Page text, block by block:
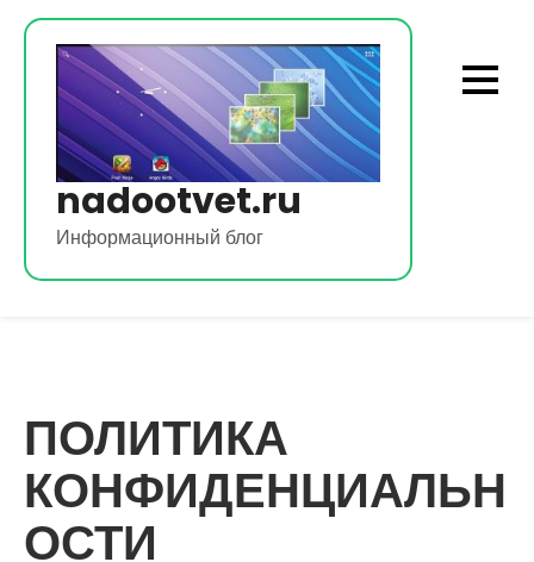
Перейти
содержимому
nadootvet.ru
Информационный блог
ПОЛИТИКА
КОНФИДЕНЦИАЛЬН
ОСТИ